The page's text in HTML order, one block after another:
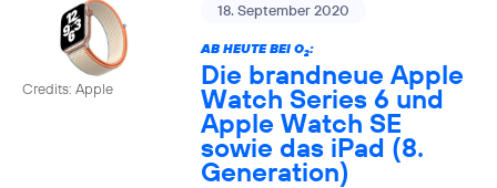
Credits: Apple
18. September 2020
AB HEUTE BEI O2:
Die brandneue Apple
Watch Series 6 und
Apple Watch SE
sowie das iPad (8.
Generation)